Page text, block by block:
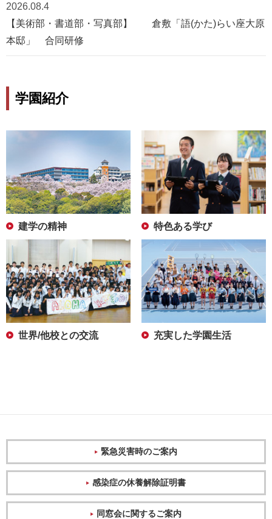
2026.08.4
【美術部・書道部・写真部】 倉敷「語(かた)らい座大原
本邸」 合同研修
学園紹介
建学の精神 特色ある学び
世界/他校との交流 充実した学園生活
緊急災害時のご案内
感染症の休養解除証明書
同窓会に関するご案内